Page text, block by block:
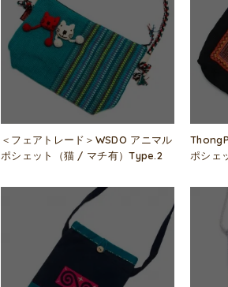
＜フェアトレード＞WSDO アニマル
ポシェット（猫 / マチ有）Type.2
ポシェ